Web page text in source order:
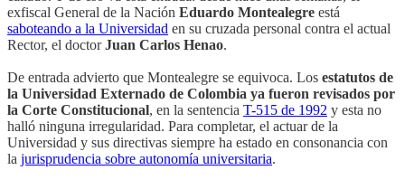
exfiscal General de la Nación Eduardo Montealegre está
saboteando a la Universidad en su cruzada personal contra el actual
Rector, el doctorJuan Carlos Henao.
De entrada advierto que Montealegre se equivoca. Los estatutos de
la Universidad Externado de Colombia ya fueron revisados por
la Corte Constitucional, en la sentencia T-515 de 1992 y esta no
halló ninguna irregularidad. Para completar, el actuar de la
Universidad y sus directivas siempre ha estado en consonancia con
la jurisprudencia sobre autonomía universitaria.